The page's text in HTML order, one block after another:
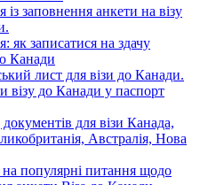
із заповнення анкети на візу
як записатися на здачу
Канади
лист для візи до Канади.
візу до Канади у паспорт
для візи Канада,
Австралія, Нова
на популярні питання щодо